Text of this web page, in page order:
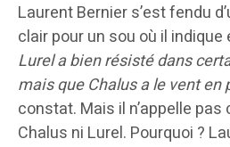
Laurent Bernier s’est fendu
clair pour un sou où il
Lurel a bien résisté dans
mais que Chalus a le vent en
constat. Mais il n’appelle
Chalus ni Lurel. Pourquoi ?